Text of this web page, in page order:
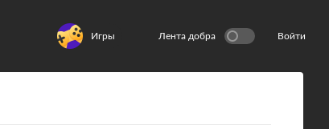
Игры Лента добра Войти